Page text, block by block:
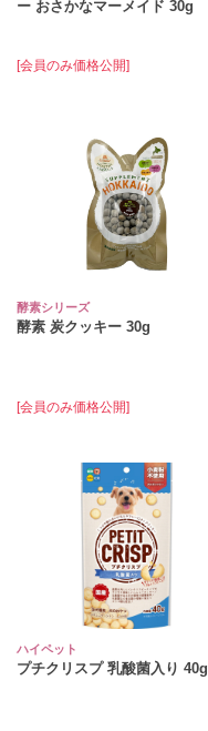
ー おさかなマーメイド 30g
[会員のみ価格公開]
酵素シリーズ
酵素 炭クッキー 30g
[会員のみ価格公開]
ハイペット
プチクリスプ 乳酸菌入り 40g